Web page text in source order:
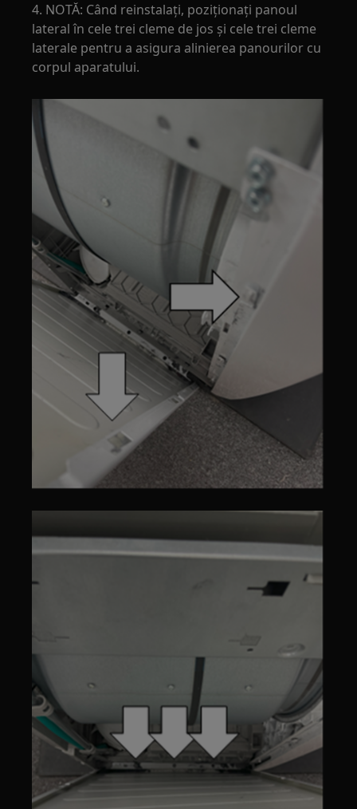
4. NOTĂ: Când reinstalați, poziționați panoul
lateral în cele trei cleme de jos și cele trei cleme
laterale pentru a asigura alinierea panourilor cu
corpul aparatului.